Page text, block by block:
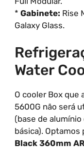
* Gabinete: Rise
Galaxy Glass.
Water
O cooler Box que
5600G não será
(base de
básica). Optamos
Black 360mm